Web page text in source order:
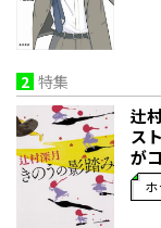
2 特集
辻
ス
が